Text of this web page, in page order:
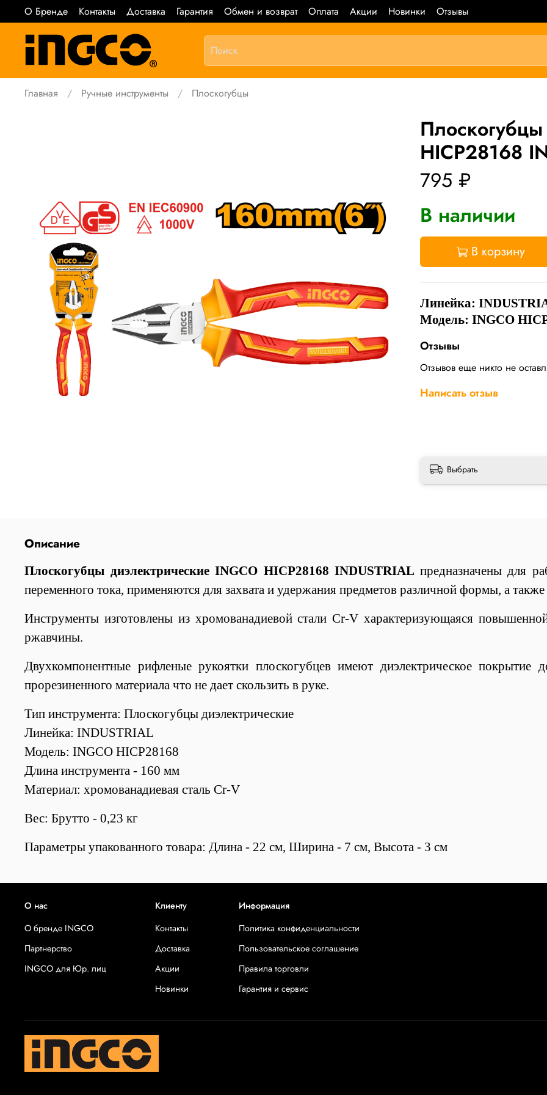
О Бренде Контакты Доставка Гарантия Обмен и возврат Оплата Акции Новинки Отзывы
Главная Ручные инструменты Плоскогубцы
HICP28168
795 ₽
В наличии
В корзину
Линейка:
Модель: INGCO
Отзывы
Отзывов еще никто не
Написать отзыв
Выбрать
Описание
Плоскогубцы диэлектрические INGCO HICP28168 INDUSTRIAL предназначены для
переменного тока, применяются для захвата и удержания предметов различной формы, а
Инструменты изготовлены из хромованадиевой стали Cr-V характеризующаяся
ржавчины.
Двухкомпонентные рифленые рукоятки плоскогубцев имеют диэлектрическое
прорезиненного материала что не дает скользить в руке.
Тип инструмента: Плоскогубцы диэлектрические
Линейка: INDUSTRIAL
Модель: INGCO HICP28168
Длина инструмента - 160 мм
Материал: хромованадиевая сталь Cr-V
Вес: Брутто - 0,23 кг
Параметры упакованного товара: Длина - 22 см, Ширина - 7 см, Высота - 3 см
О нас
О бренде INGCO
Партнерство
INGCO для Юр. лиц
Клиенту
Контакты
Доставка
Акции
Новинки
Информация
Политика конфиденциальности
Пользовательское соглашение
Правила торговли
Гарантия и сервис